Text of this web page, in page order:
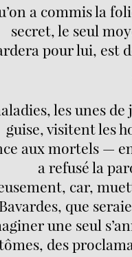
a commis la
secret, le seul
pour lui, est
les unes
guise, visitent les
aux mortels —
a refusé la
car,
Bavardes, que
une seul
des